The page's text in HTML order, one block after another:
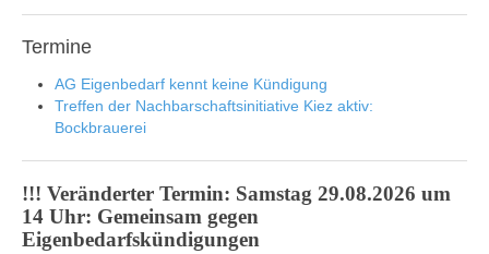
Termine
AG Eigenbedarf kennt keine Kündigung
Treffen der Nachbarschaftsinitiative Kiez aktiv:
Bockbrauerei
!!! Veränderter Termin: Samstag 29.08.2026 um
14 Uhr: Gemeinsam gegen
Eigenbedarfskündigungen